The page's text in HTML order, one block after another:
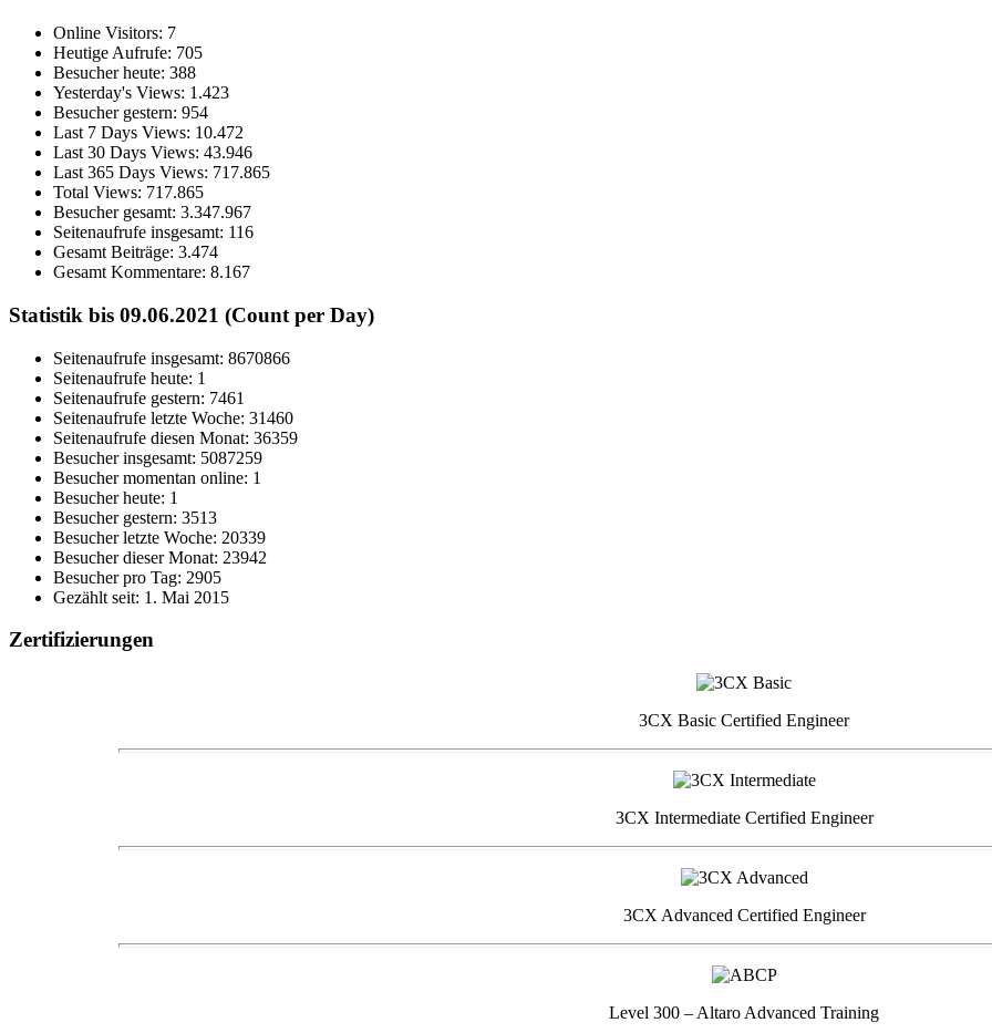
Online Visitors: 7
Heutige Aufrufe: 705
Besucher heute: 388
Yesterday's Views: 1.423
Besucher gestern: 954
Last 7 Days Views: 10.472
Last 30 Days Views: 43.946
Last 365 Days Views: 717.865
Total Views: 717.865
Besucher gesamt: 3.347.967
Seitenaufrufe insgesamt: 116
Gesamt Beiträge: 3.474
Gesamt Kommentare: 8.167
Statistik bis 09.06.2021 (Count per Day)
Seitenaufrufe insgesamt: 8670866
Seitenaufrufe heute: 1
Seitenaufrufe gestern: 7461
Seitenaufrufe letzte Woche: 31460
Seitenaufrufe diesen Monat: 36359
Besucher insgesamt: 5087259
Besucher momentan online: 1
Besucher heute: 1
Besucher gestern: 3513
Besucher letzte Woche: 20339
Besucher dieser Monat: 23942
Besucher pro Tag: 2905
Gezählt seit: 1. Mai 2015
Zertifizierungen
3CX Basic Certified Engineer
3CX Intermediate Certified Engineer
3CX Advanced Certified Engineer
Level 300 – Altaro Advanced Training